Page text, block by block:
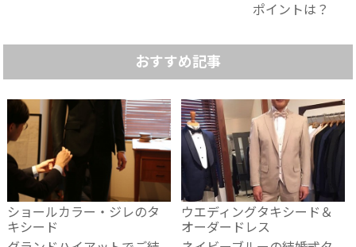
ポイントは？
おすすめ記事
ショールカラー・ジレのタ
キシード
ウエディングタキシード＆
オーダードレス